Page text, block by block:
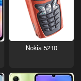
Nokia 5210